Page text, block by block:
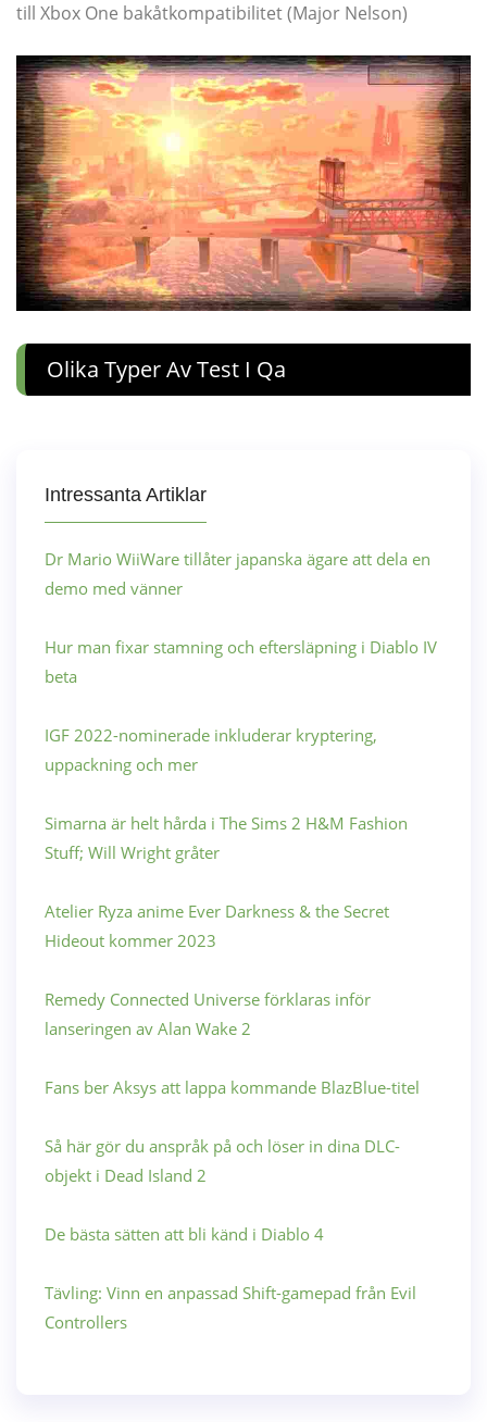
till Xbox One bakåtkompatibilitet (Major Nelson)
Olika Typer Av Test I Qa
Intressanta Artiklar
Dr Mario WiiWare tillåter japanska ägare att dela en
demo med vänner
Hur man fixar stamning och eftersläpning i Diablo IV
beta
IGF 2022-nominerade inkluderar kryptering,
uppackning och mer
Simarna är helt hårda i The Sims 2 H&M Fashion
Stuff; Will Wright gråter
Atelier Ryza anime Ever Darkness & the Secret
Hideout kommer 2023
Remedy Connected Universe förklaras inför
lanseringen av Alan Wake 2
Fans ber Aksys att lappa kommande BlazBlue-titel
Så här gör du anspråk på och löser in dina DLC-
objekt i Dead Island 2
De bästa sätten att bli känd i Diablo 4
Tävling: Vinn en anpassad Shift-gamepad från Evil
Controllers